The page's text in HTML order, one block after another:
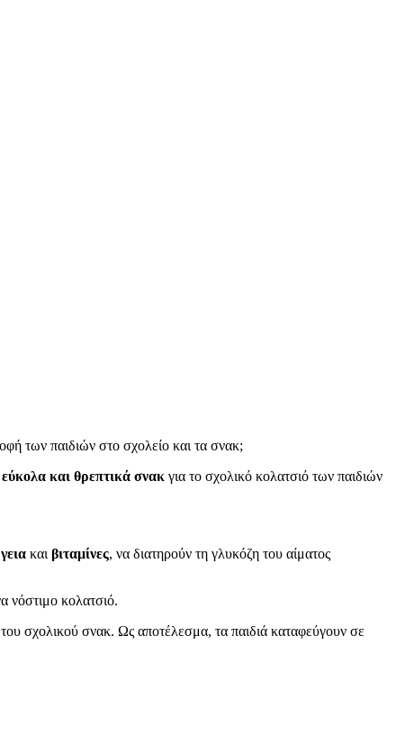
των παιδιών στο σχολείο και τα σνακ;
εύκολα και θρεπτικά σνακ για το σχολικό κολατσιό των παιδιών
και βιταμίνες, να διατηρούν τη γλυκόζη του αίματος
νόστιμο κολατσιό.
σχολικού σνακ. Ως αποτέλεσμα, τα παιδιά καταφεύγουν σε